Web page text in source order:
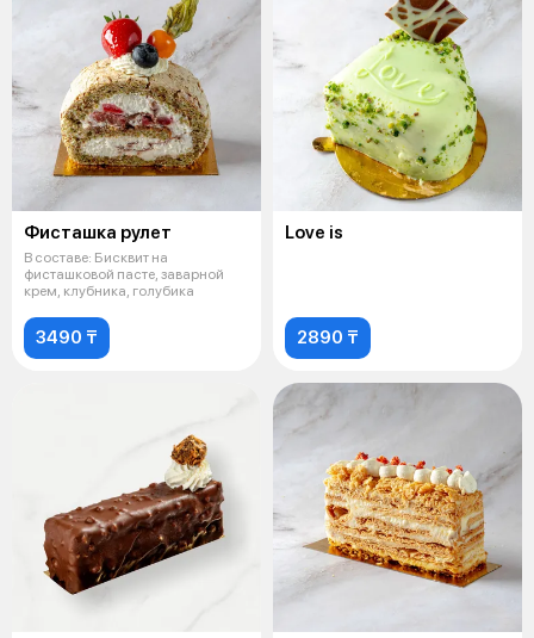
Фисташка рулет
В составе: Бисквит на
фисташковой пасте, заварной
крем, клубника, голубика
3490 ₸
Love is
2890 ₸